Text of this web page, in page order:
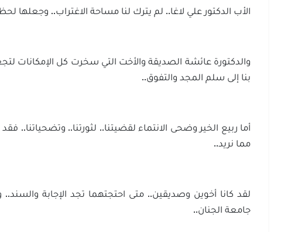
الأب الدكتور علي لاغا.. لم يترك لنا مساحة الاغتراب.. وجعلها
والدكتورة عائشة الصديقة والأخت التي سخرت كل الإمكانات
بنا إلى سلم المجد والتفوق..
أما ربيع الخير وضحى الانتماء لقضيتنا.. لثورتنا..
مما نريد..
لقد كانا أخوين وصديقين.. متى احتجتهما تجد الإجابة
جامعة الجنان..